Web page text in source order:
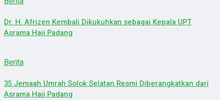
Dr. H. Afrizen Kembali Dikukuhkan sebagai Kepala UPT
Asrama Haji Padang
Berita
35 Jemaah Umrah Solok Selatan Resmi Diberangkatkan dari
Asrama Haji Padang